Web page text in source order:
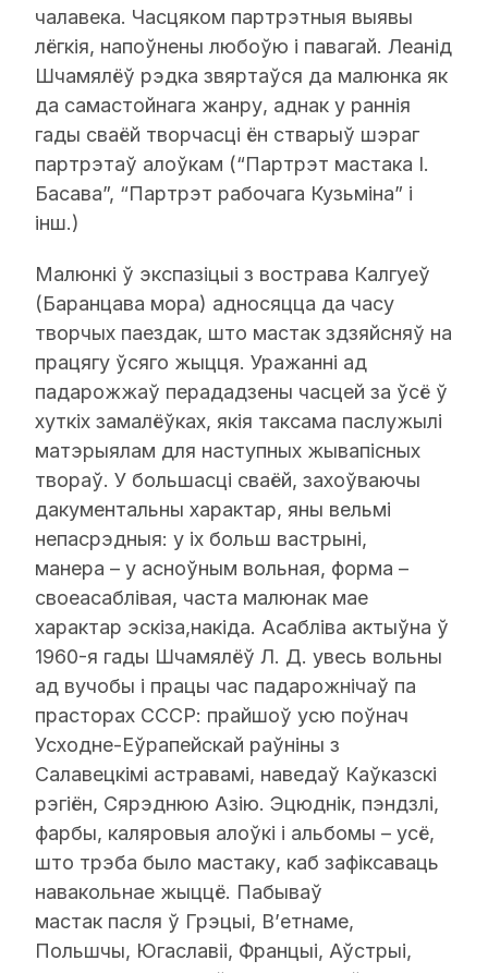
чалавека. Часцяком партрэтныя выявы
лёгкія, напоўнены любоўю і павагай. Леанід
Шчамялёў рэдка звяртаўся да малюнка як
да самастойнага жанру, аднак у раннія
гады сваёй творчасці ён стварыў шэраг
партрэтаў алоўкам (“Партрэт мастака І.
Басава”, “Партрэт рабочага Кузьміна” і
інш.)
Малюнкі ў экспазіцыі з вострава Калгуеў
(Баранцава мора) адносяцца да часу
творчых паездак, што мастак здзяйсняў на
працягу ўсяго жыцця. Уражанні ад
падарожжаў перададзены часцей за ўсё ў
хуткіх замалёўках, якія таксама паслужылі
матэрыялам для наступных жывапісных
твораў. У большасці сваёй, захоўваючы
дакументальны характар, яны вельмі
непасрэдныя: у іх больш вастрыні,
манера – у асноўным вольная, форма –
своеасаблівая, часта малюнак мае
характар эскіза,накіда. Асабліва актыўна ў
1960-я гады Шчамялёў Л. Д. увесь вольны
ад вучобы і працы час падарожнічаў па
прасторах СССР: прайшоў усю поўнач
Усходне-Еўрапейскай раўніны з
Салавецкімі астравамі, наведаў Каўказскі
рэгіён, Сярэднюю Азію. Эцюднік, пэндзлі,
фарбы, каляровыя алоўкі і альбомы – усё,
што трэба было мастаку, каб зафіксаваць
навакольнае жыццё. Пабываў
мастак пасля ў Грэцыі, В’етнаме,
Польшчы, Югаславіі, Францыі, Аўстрыі,